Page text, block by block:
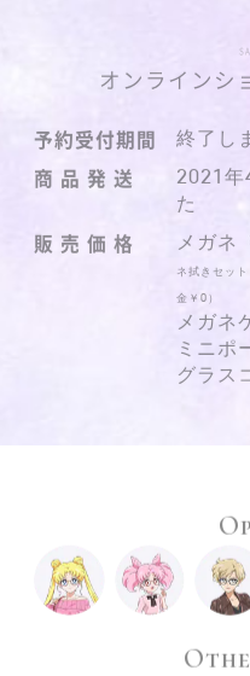
オンラインシ
た
ネ拭きセッ
金￥0）
メガネ
ミニポ
グラス